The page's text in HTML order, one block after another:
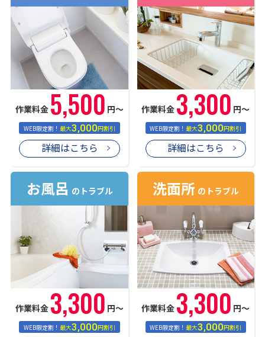
作業料金 5,500 円〜
WEB限定割！最大3,000円割引
詳細はこちら
作業料金 3,300 円〜
WEB限定割！最大3,000円割引
詳細はこちら
お風呂 のトラブル
作業料金 3,300 円〜
WEB限定割！最大3,000円割引
洗面所 のトラブル
作業料金 3,300 円〜
WEB限定割！最大3,000円割引